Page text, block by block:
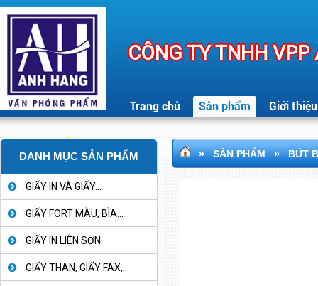
CÔNG TY TNHH
Trang chủ Sản phẩm Giới thiệu
DANH MỤC SẢN PHẨM
GIẤY IN VÀ GIẤY...
GIẤY FORT MÀU, BÌA...
GIẤY IN LIÊN SƠN
GIẤY THAN, GIẤY FAX,...
» SẢN PHẨM » BÚT